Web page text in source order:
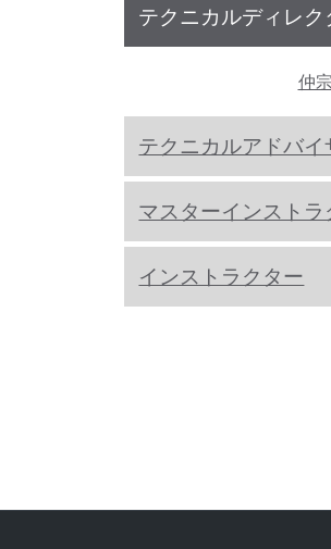
テクニカルディレク
仲
テクニカルアドバイ
マスターインストラ
インストラクター